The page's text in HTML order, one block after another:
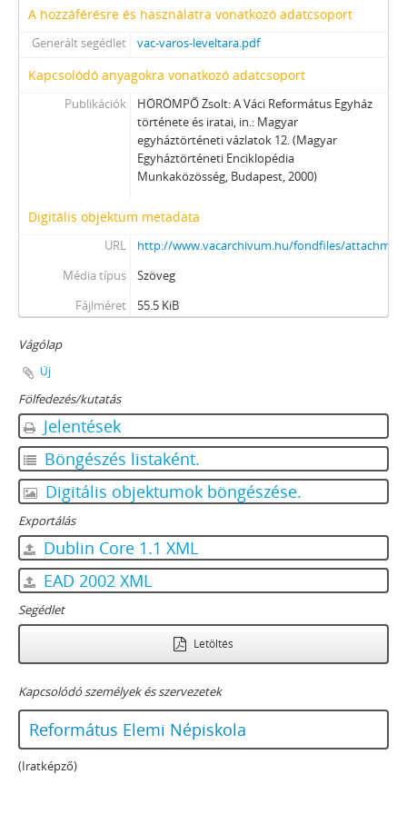
A hozzáférésre és használatra vonatkozó adatcsoport
Generált segédlet vac-varos-leveltara.pdf
Kapcsolódó anyagokra vonatkozó adatcsoport
Publikációk
HÖRÖMPŐ Zsolt: A Váci Református Egyház
története és iratai, in.: Magyar
egyháztörténeti vázlatok 12. (Magyar
Egyháztörténeti Enciklopédia
Munkaközösség, Budapest, 2000)
Digitális objektum metadata
URL
http://www.vacarchivum.hu/fondfiles/
Média típus
Szöveg
Fájlméret
55.5 KiB
Vágólap
Új
Fölfedezés/kutatás
Jelentések
Böngészés listaként.
Digitális objektumok böngészése.
Exportálás
Dublin Core 1.1 XML
EAD 2002 XML
Segédlet
Letöltés
Kapcsolódó személyek és szervezetek
Református Elemi Népiskola
(Iratképző)